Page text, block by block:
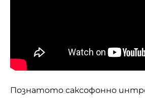
Познатото саксофонно